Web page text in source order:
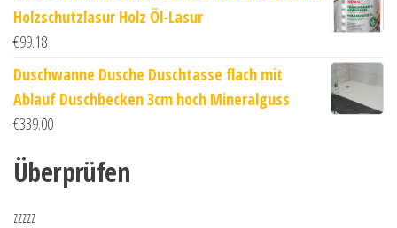
Holzschutzlasur Holz Öl-Lasur
€99.18
Duschwanne Dusche Duschtasse flach mit
Ablauf Duschbecken 3cm hoch Mineralguss
€339.00
Überprüfen
zzzzz